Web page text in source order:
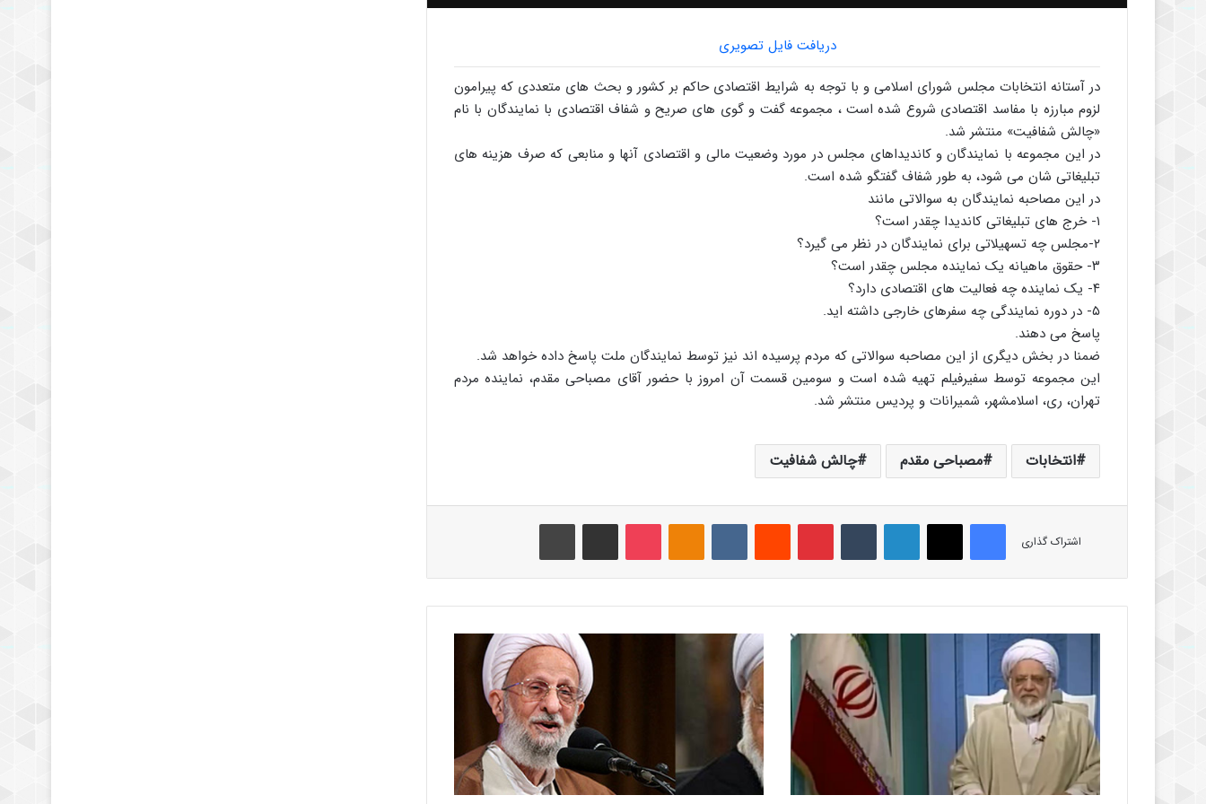
دریافت فایل تصویری
در آستانه انتخابات مجلس شورای اسلامی و با توجه به شرایط اقتصادی حاکم بر کشور و بحث های متعددی که پیرامون
لزوم مبارزه با مفاسد اقتصادی شروع شده است ، مجموعه گفت و گوی های صریح و شفاف اقتصادی با نمایندگان با نام
«چالش شفافیت» منتشر شد.
در این مجموعه با نمایندگان و کاندیداهای مجلس در مورد وضعیت مالی و اقتصادی آنها و منابعی که صرف هزینه های
تبلیغاتی شان می شود، به طور شفاف گفتگو شده است.
در این مصاحبه نمایندگان به سوالاتی مانند
۱- خرج های تبلیغاتی کاندیدا چقدر است؟
۲-مجلس چه تسهیلاتی برای نمایندگان در نظر می گیرد؟
۳- حقوق ماهیانه یک نماینده مجلس چقدر است؟
۴- یک نماینده چه فعالیت های اقتصادی دارد؟
۵- در دوره نمایندگی چه سفرهای خارجی داشته اید.
پاسخ می دهند.
ضمنا در بخش دیگری از این مصاحبه سوالاتی که مردم پرسیده اند نیز توسط نمایندگان ملت پاسخ داده خواهد شد.
این مجموعه توسط سفیرفیلم تهیه شده است و سومین قسمت آن امروز با حضور آقای مصباحی مقدم، نماینده مردم
تهران، ری، اسلامشهر، شمیرانات و پردیس منتشر شد.
انتخابات مصباحی مقدم چالش شفافیت
اشتراک گذاری
فیس بوک لینکدین ‫پین‌ترست ‫رددیت پاکت اشتراک گذاری از طریق ایمیل
ت
خ
ا
ب
ب
ی
ن
ی
ه
آ
ی
ت‌